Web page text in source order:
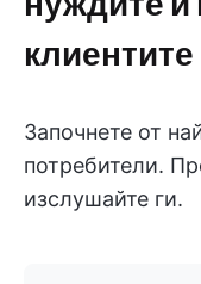
клиентите
Започнете от
потребители.
изслушайте ги.